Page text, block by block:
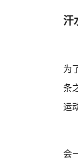
汗
为
条
运
会